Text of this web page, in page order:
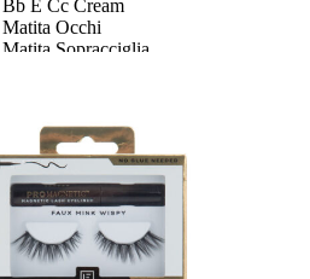
Bb E Cc Cream
Matita Occhi
Matita Sopracciglia
Matita Labbra
Gloss
Smalto
Smalto Effetti Speciali